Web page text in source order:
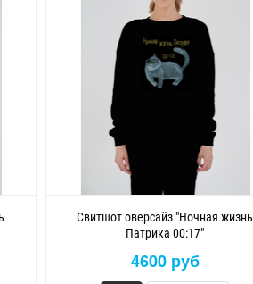
Свитшот оверсайз "Ночная жизнь
Патрика 00:17"
4600 руб